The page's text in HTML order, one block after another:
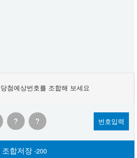
첨예상번호를 조합해 보세요
? ? 번호입력
조합저장-200